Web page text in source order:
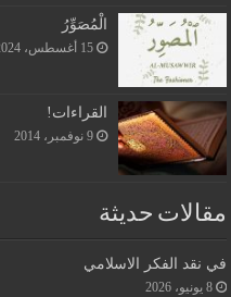
الْمُصَوِّرُ
15 أغسطس، 2024
القراءات!
9 نوفمبر، 2014
مقالات حديثة
في نقد الفكر الاسلامي
8 يونيو، 2026